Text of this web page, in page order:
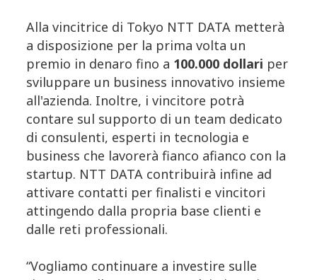
Alla vincitrice di Tokyo NTT DATA metterà
a disposizione per la prima volta un
premio in denaro fino a 100.000 dollari per
sviluppare un business innovativo insieme
all'azienda. Inoltre, i vincitore potrà
contare sul supporto di un team dedicato
di consulenti, esperti in tecnologia e
business che lavorerà fianco afianco con la
startup. NTT DATA contribuirà infine ad
attivare contatti per finalisti e vincitori
attingendo dalla propria base clienti e
dalle reti professionali.
“Vogliamo continuare a investire sulle